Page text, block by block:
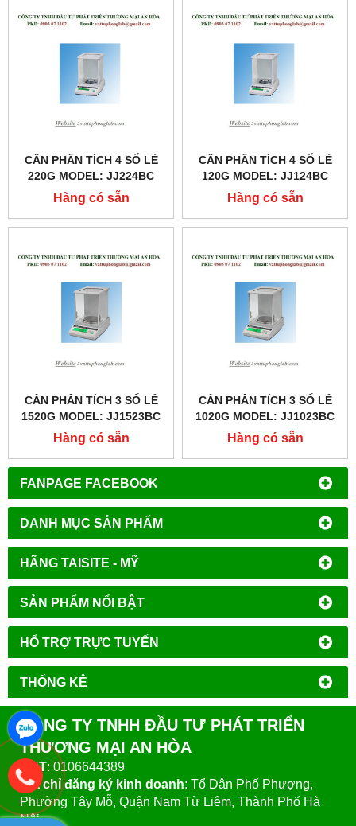
FANPAGE FACEBOOK
DANH MỤC SẢN PHẨM
HÃNG TAISITE - MỸ
SẢN PHẨM NỔI BẬT
HỔ TRỢ TRỰC TUYẾN
THỐNG KÊ
CÂN PHÂN TÍCH 4 SỐ LẺ
220G MODEL: JJ224BC
Hàng có sẵn
CÂN PHÂN TÍCH 4 SỐ LẺ
120G MODEL: JJ124BC
Hàng có sẵn
CÂN PHÂN TÍCH 3 SỐ LẺ
1520G MODEL: JJ1523BC
Hàng có sẵn
CÂN PHÂN TÍCH 3 SỐ LẺ
1020G MODEL: JJ1023BC
Hàng có sẵn
CÔNG TY TNHH ĐẦU TƯ PHÁT TRIỂN
THƯƠNG MẠI AN HÒA
MST: 0106644389
Địa chỉ đăng ký kinh doanh: Tổ Dân Phố Phượng,
Phường Tây Mỗ, Quận Nam Từ Liêm, Thành Phố Hà
Nội.